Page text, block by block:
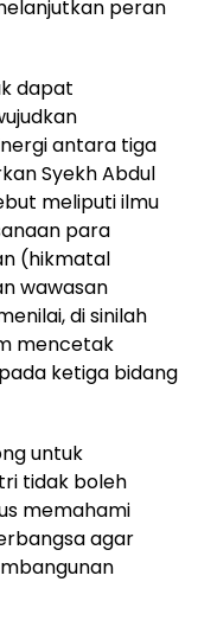
peran
dapat
antara tiga
Syekh Abdul
meliputi ilmu
para
(hikmatal
wawasan
di sinilah
mencetak
ketiga bidang
untuk
tidak boleh
memahami
agar